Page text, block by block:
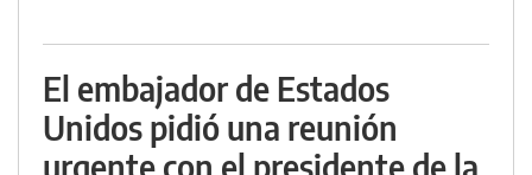
El embajador de Estados
Unidos pidió una reunión
urgente con el presidente de la